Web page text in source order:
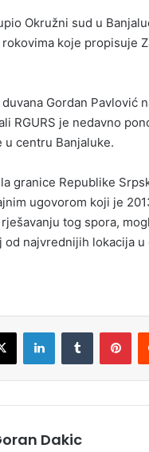
Okružni sud u
koje propisuje
Gordan Pavlović
RGURS je nedavno
centru Banjaluke.
granice Republike
ugovorom koji je
tog spora,
od najvrednijih lokacija u
Dakic